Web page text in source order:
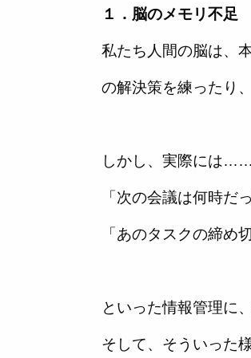
１．脳のメモリ不足
私たち人間の脳は、
の解決策を練ったり
しかし、実際には……
「次の会議は何時だ
「あのタスクの締め
といった情報管理に
そして、そういった